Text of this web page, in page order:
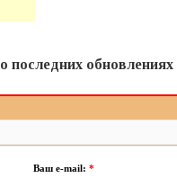
последних обновлениях
Ваш e-mail: *